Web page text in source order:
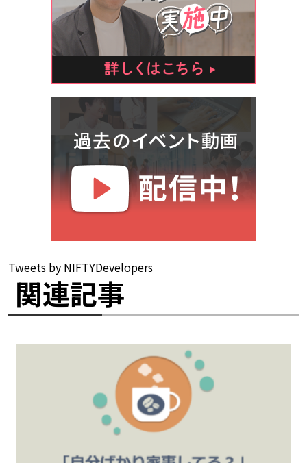
Tweets by NIFTYDevelopers
関連記事